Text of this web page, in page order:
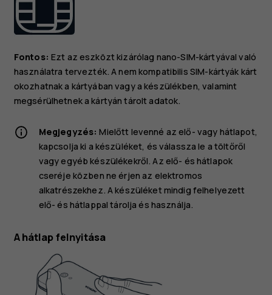
Fontos: Ezt az eszközt kizárólag nano-SIM-kártyával való
használatra tervezték. A nem kompatibilis SIM-kártyák kárt
okozhatnak a kártyában vagy a készülékben, valamint
megsérülhetnek a kártyán tárolt adatok.
Megjegyzés: Mielőtt levenné az elő- vagy hátlapot,
kapcsolja ki a készüléket, és válassza le a töltőről
vagy egyéb készülékekről. Az elő- és hátlapok
cseréje közben ne érjen az elektromos
alkatrészekhez. A készüléket mindig felhelyezett
elő- és hátlappal tárolja és használja.
A hátlap felnyitása